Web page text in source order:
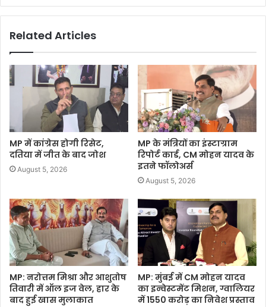
Related Articles
MP में कांग्रेस होगी रिसेट,
दतिया में जीत के बाद जोश
August 5, 2026
MP के मंत्रियों का इंस्टाग्राम
रिपोर्ट कार्ड, CM मोहन यादव के
इतने फॉलोअर्स
August 5, 2026
MP: नरोत्तम मिश्रा और आशुतोष
तिवारी में ऑल इज वेल, हार के
बाद हुई खास मुलाकात
MP: मुंबई में CM मोहन यादव
का इन्वेस्टमेंट मिशन, ग्वालियर
में 1550 करोड़ का निवेश प्रस्ताव